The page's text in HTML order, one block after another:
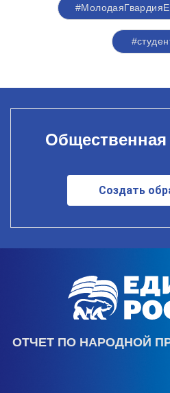
Создать
ОТЧЕТ ПО НАРОДНОЙ